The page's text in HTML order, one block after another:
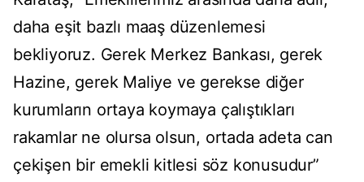
daha eşit bazlı maaş düzenlemesi
bekliyoruz. Gerek Merkez Bankası, gerek
Hazine, gerek Maliye ve gerekse diğer
kurumların ortaya koymaya çalıştıkları
rakamlar ne olursa olsun, ortada adeta can
çekişen bir emekli kitlesi söz konusudur”